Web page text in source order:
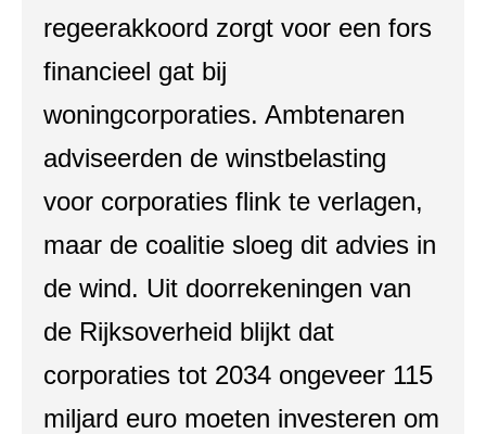
regeerakkoord zorgt voor een fors
financieel gat bij
woningcorporaties. Ambtenaren
adviseerden de winstbelasting
voor corporaties flink te verlagen,
maar de coalitie sloeg dit advies in
de wind. Uit doorrekeningen van
de Rijksoverheid blijkt dat
corporaties tot 2034 ongeveer 115
miljard euro moeten investeren om